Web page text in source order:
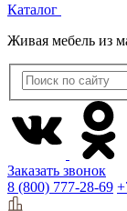
Каталог
Живая мебель из
Заказать звонок
8 (800) 777-28-69